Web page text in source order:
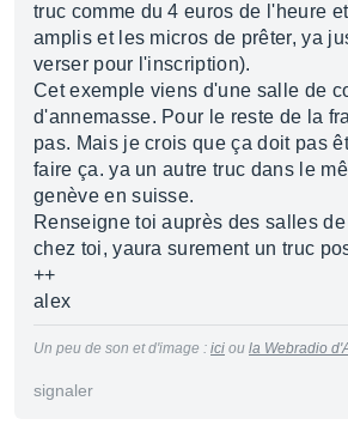
truc comme du 4 euros de l'heure
amplis et les micros de prêter, ya
verser pour l'inscription).
Cet exemple viens d'une salle de
d'annemasse. Pour le reste de la
pas. Mais je crois que ça doit pas
faire ça. ya un autre truc dans le
genève en suisse.
Renseigne toi auprès des salles
chez toi, yaura surement un truc
++
alex
Un peu de son et d'image : ici ou la Webradio
signaler